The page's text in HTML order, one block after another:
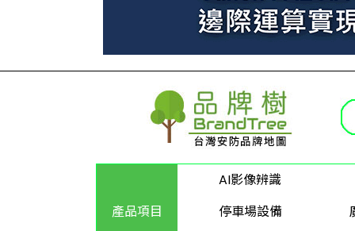
產品項目
AI影像辨識
停車場設備